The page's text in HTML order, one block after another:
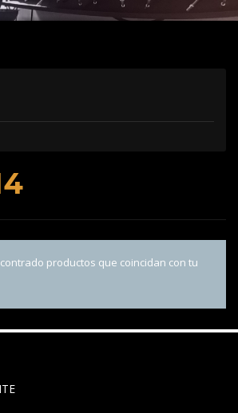
productos que coincidan con tu